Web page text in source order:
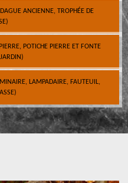
ANCIENNE, TROPHÉE DE
POTICHE PIERRE ET FONTE
LAMPADAIRE, FAUTEUIL,